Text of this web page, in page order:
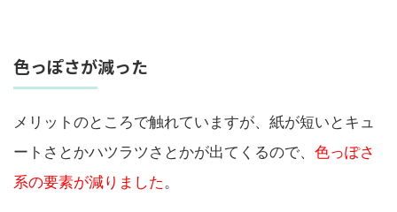
色っぽさが減った
メリットのところで触れていますが、紙が短いとキュ
ートさとかハツラツさとかが出てくるので、 色っぽさ
系の要素が減りました。